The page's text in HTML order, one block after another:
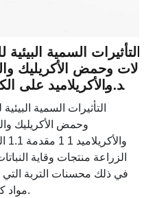
التأثيرات السمية
لات وحمض الأكريليك
ميد والأكريلاميد على
في التأثيرات السمية
وحمض الأكريليك
الزراعة منتجات وقاية
في ذلك محسنات التربة
مواد كيميائية مختلفة.